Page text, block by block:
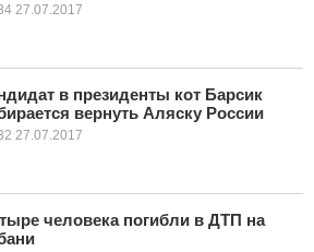
В МИРЕ
ОБЩЕСТВО
КУЛЬТУРА
27.07.2017
в президенты кот Барсик
вернуть Аляску России
27.07.2017
человека погибли в ДТП на